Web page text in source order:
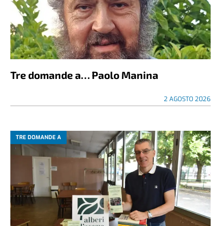
Tre domande a… Paolo Manina
2 AGOSTO 2026
TRE DOMANDE A